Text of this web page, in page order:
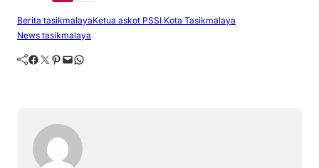
e
b
o
a gr s g y
Berita tasikmalayaKetua askot PSSI Kota Tasikmalaya
News tasikmalaya
Facebook Twitter Pinterest Mail WhatsApp